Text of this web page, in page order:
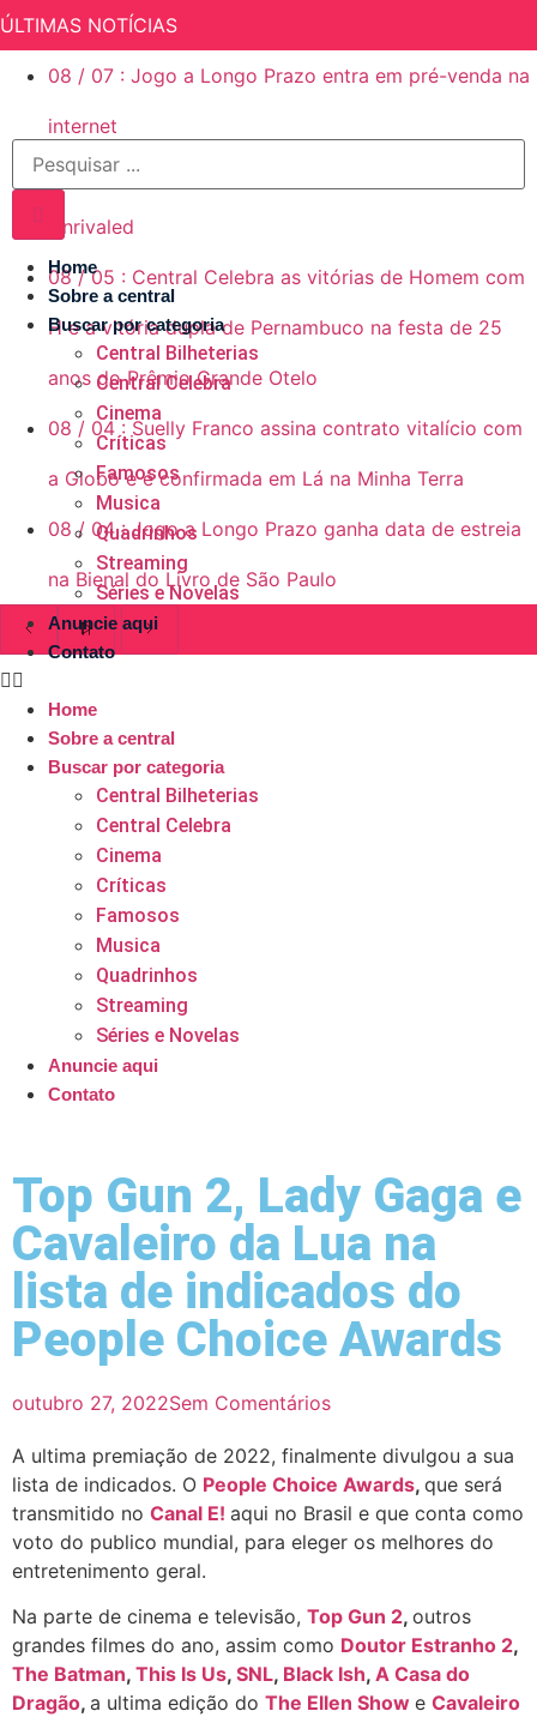
ÚLTIMAS NOTÍCIAS
08 / 07 : Jogo a Longo Prazo entra em pré-venda na
internet
08 / 06 Rachel Reid finaliza a produção de
Unrivaled
08 / 05 : Central Celebra as vitórias de Homem com
H e a vitória dupla de Pernambuco na festa de 25
anos do Prêmio Grande Otelo
08 / 04 : Suelly Franco assina contrato vitalício com
a Globo e é confirmada em Lá na Minha Terra
08 / 04 : Jogo a Longo Prazo ganha data de estreia
na Bienal do Livro de São Paulo
Home
Sobre a central
Buscar por categoria
Central Bilheterias
Central Celebra
Cinema
Críticas
Famosos
Musica
Quadrinhos
Streaming
Séries e Novelas
Anuncie aqui
Contato
Home
Sobre a central
Buscar por categoria
Central Bilheterias
Central Celebra
Cinema
Críticas
Famosos
Musica
Quadrinhos
Streaming
Séries e Novelas
Anuncie aqui
Contato
Top Gun 2, Lady Gaga e
Cavaleiro da Lua na
lista de indicados do
People Choice Awards
outubro 27, 2022Sem Comentários
A ultima premiação de 2022, finalmente divulgou a sua
lista de indicados. O People Choice Awards, que será
transmitido no Canal E! aqui no Brasil e que conta como
voto do publico mundial, para eleger os melhores do
entretenimento geral.
Na parte de cinema e televisão, Top Gun 2, outros
grandes filmes do ano, assim como Doutor Estranho 2,
The Batman, This Is Us, SNL, Black Ish, A Casa do
Dragão, a ultima edição do The Ellen Show e Cavaleiro